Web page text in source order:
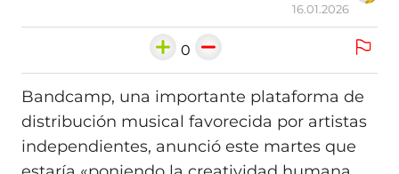
16.01.2026
0
Bandcamp, una importante plataforma de
distribución musical favorecida por artistas
independientes, anunció este martes que